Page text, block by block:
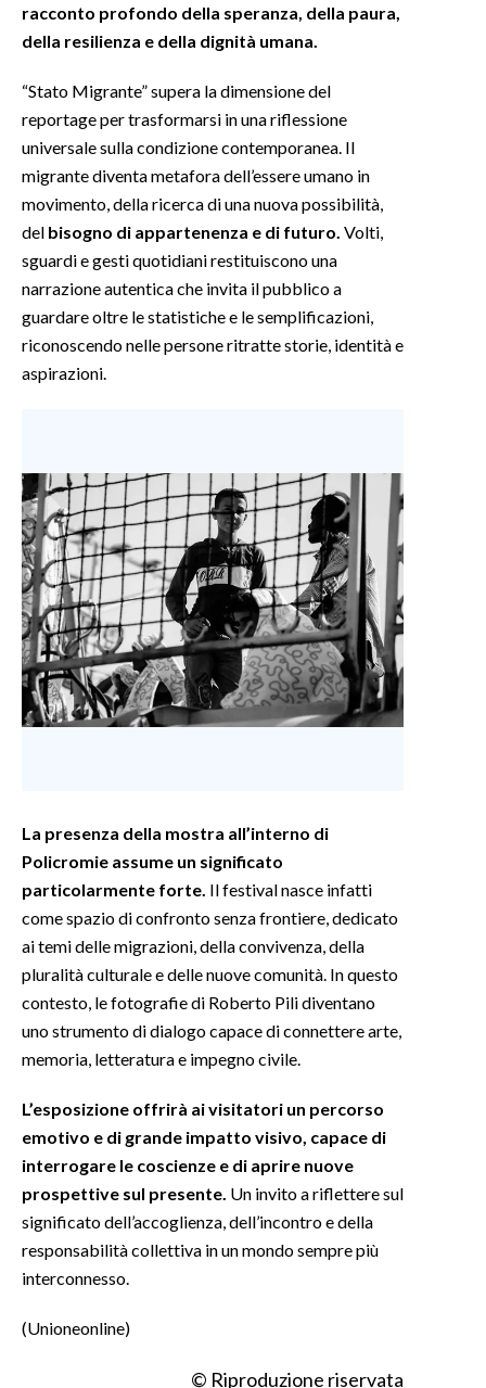
racconto profondo della speranza, della paura,
della resilienza e della dignità umana.
“Stato Migrante” supera la dimensione del
reportage per trasformarsi in una riflessione
universale sulla condizione contemporanea. Il
migrante diventa metafora dell’essere umano in
movimento, della ricerca di una nuova possibilità,
del bisogno di appartenenza e di futuro. Volti,
sguardi e gesti quotidiani restituiscono una
narrazione autentica che invita il pubblico a
guardare oltre le statistiche e le semplificazioni,
riconoscendo nelle persone ritratte storie, identità e
aspirazioni.
La presenza della mostra all’interno di
Policromie assume un significato
particolarmente forte. Il festival nasce infatti
come spazio di confronto senza frontiere, dedicato
ai temi delle migrazioni, della convivenza, della
pluralità culturale e delle nuove comunità. In questo
contesto, le fotografie di Roberto Pili diventano
uno strumento di dialogo capace di connettere arte,
memoria, letteratura e impegno civile.
L’esposizione offrirà ai visitatori un percorso
emotivo e di grande impatto visivo, capace di
interrogare le coscienze e di aprire nuove
prospettive sul presente. Un invito a riflettere sul
significato dell’accoglienza, dell’incontro e della
responsabilità collettiva in un mondo sempre più
interconnesso.
(Unioneonline)
© Riproduzione riservata